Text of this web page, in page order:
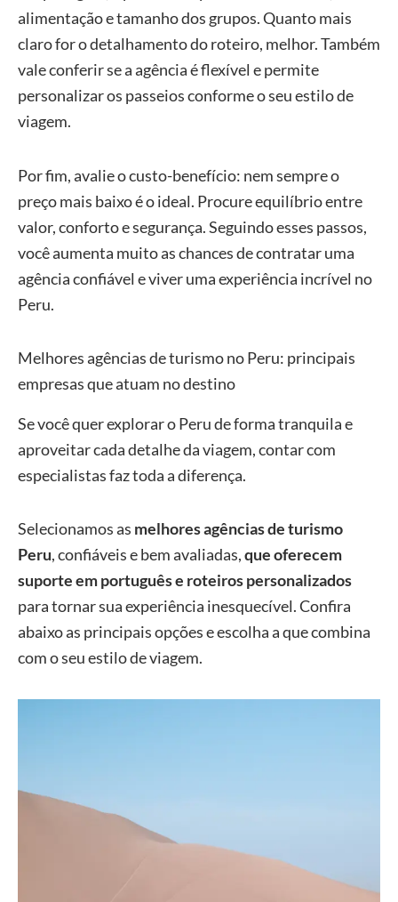
alimentação e tamanho dos grupos. Quanto mais
claro for o detalhamento do roteiro, melhor. Também
vale conferir se a agência é flexível e permite
personalizar os passeios conforme o seu estilo de
viagem.
Por fim, avalie o custo-benefício: nem sempre o
preço mais baixo é o ideal. Procure equilíbrio entre
valor, conforto e segurança. Seguindo esses passos,
você aumenta muito as chances de contratar uma
agência confiável e viver uma experiência incrível no
Peru.
Melhores agências de turismo no Peru: principais
empresas que atuam no destino
Se você quer explorar o Peru de forma tranquila e
aproveitar cada detalhe da viagem, contar com
especialistas faz toda a diferença.
Selecionamos as melhores agências de turismo
Peru, confiáveis e bem avaliadas,que oferecem
suporte em português e roteiros personalizados
para tornar sua experiência inesquecível. Confira
abaixo as principais opções e escolha a que combina
com o seu estilo de viagem.